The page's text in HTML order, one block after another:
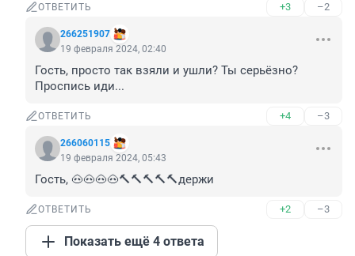
ОТВЕТИТЬ +3 –2
266251907
19 февраля 2024, 02:40
Гость, просто так взяли и ушли? Ты серьёзно?
Проспись иди...
ОТВЕТИТЬ +4 –3
266060115
19 февраля 2024, 05:43
Гость, 🐽🐽🐽🐽🔨🔨🔨🔨🔨держи
ОТВЕТИТЬ +2 –3
Показать ещё 4 ответа